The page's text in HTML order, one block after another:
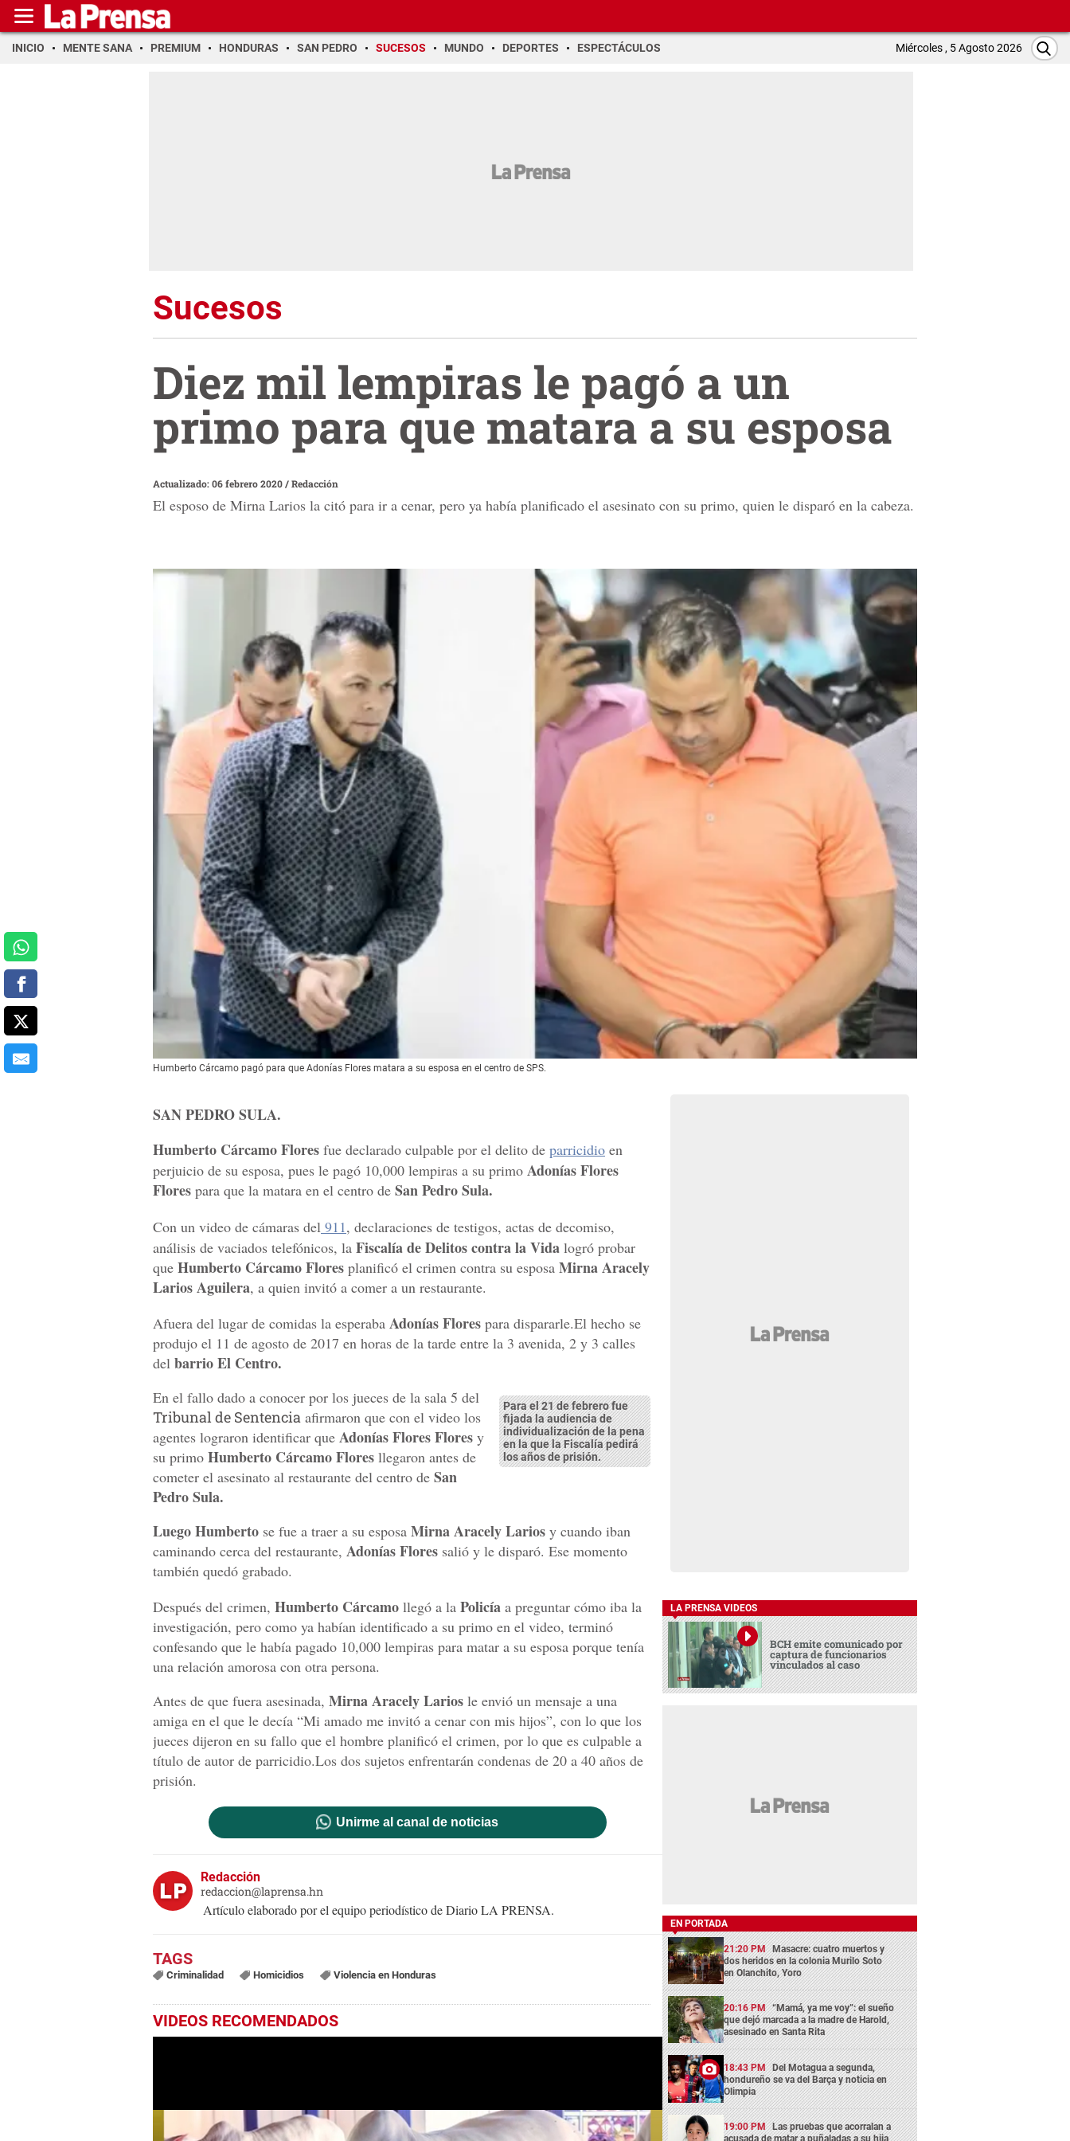
INICIO MENTE SANA PREMIUM HONDURAS SAN PEDRO SUCESOS MUNDO DEPORTES ESPECTÁCULOS Miércoles , 5 Agosto 2026
Sucesos
Diez mil lempiras le pagó a un
primo para que matara a su esposa
Actualizado: 06 febrero 2020/Redacción
El esposo de Mirna Larios la citó para ir a cenar, pero ya había planificado el asesinato con su primo, quien le disparó en la cabeza.
Humberto Cárcamo pagó para que Adonías Flores matara a su esposa en el centro de SPS.
SAN PEDRO SULA.
Humberto Cárcamo Flores fue declarado culpable por el delito de parricidio en
perjuicio de su esposa, pues le pagó 10,000 lempiras a su primo Adonías Flores
Flores para que la matara en el centro de San Pedro Sula.
Con un video de cámaras del 911, declaraciones de testigos, actas de decomiso,
análisis de vaciados telefónicos, la Fiscalía de Delitos contra la Vida logró probar
que Humberto Cárcamo Flores planificó el crimen contra su esposa Mirna Aracely
Larios Aguilera, a quien invitó a comer a un restaurante.
Afuera del lugar de comidas la esperaba Adonías Flores para dispararle.El hecho se
produjo el 11 de agosto de 2017 en horas de la tarde entre la 3 avenida, 2 y 3 calles
del barrio El Centro.
Para el 21 de febrero fue
fijada la audiencia de
individualización de la pena
en la que la Fiscalía pedirá
los años de prisión.
En el fallo dado a conocer por los jueces de la sala 5 del
Tribunal de Sentencia afirmaron que con el video los
agentes lograron identificar que Adonías Flores Flores y
su primo Humberto Cárcamo Flores llegaron antes de
cometer el asesinato al restaurante del centro de San
Pedro Sula.
Luego Humberto se fue a traer a su esposa Mirna Aracely Larios y cuando iban
caminando cerca del restaurante, Adonías Flores salió y le disparó. Ese momento
también quedó grabado.
Después del crimen, Humberto Cárcamo llegó a la Policía a preguntar cómo iba la
investigación, pero como ya habían identificado a su primo en el video, terminó
confesando que le había pagado 10,000 lempiras para matar a su esposa porque tenía
una relación amorosa con otra persona.
Antes de que fuera asesinada, Mirna Aracely Larios le envió un mensaje a una
amiga en el que le decía “Mi amado me invitó a cenar con mis hijos”, con lo que los
jueces dijeron en su fallo que el hombre planificó el crimen, por lo que es culpable a
título de autor de parricidio.Los dos sujetos enfrentarán condenas de 20 a 40 años de
prisión.
Unirme al canal de noticias
Redacción
redaccion@laprensa.hn
Artículo elaborado por el equipo periodístico de Diario LA PRENSA.
Criminalidad Homicidios Violencia en Honduras
VIDEOS RECOMENDADOS
LA PRENSA VIDEOS
BCH emite comunicado por
captura de funcionarios
vinculados al caso
EN PORTADA
21:20 PM Masacre: cuatro muertos y
dos heridos en la colonia Murilo Soto
en Olanchito, Yoro
20:16 PM “Mamá, ya me voy”: el sueño
que dejó marcada a la madre de Harold,
asesinado en Santa Rita
18:43 PM Del Motagua a segunda,
hondureño se va del Barça y noticia en
Olimpia
19:00 PM Las pruebas que acorralan a
acusada de matar a puñaladas a su hija